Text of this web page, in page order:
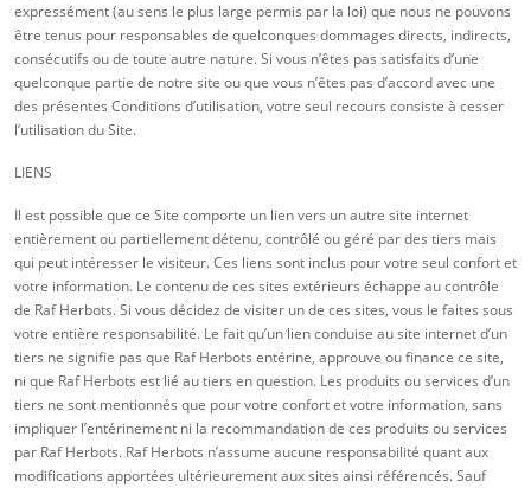
expressément (au sens le plus large permis par la loi) que nous ne pouvons
être tenus pour responsables de quelconques dommages directs, indirects,
consécutifs ou de toute autre nature. Si vous n’êtes pas satisfaits d’une
quelconque partie de notre site ou que vous n’êtes pas d’accord avec une
des présentes Conditions d’utilisation, votre seul recours consiste à cesser
l’utilisation du Site.
LIENS
Il est possible que ce Site comporte un lien vers un autre site internet
entièrement ou partiellement détenu, contrôlé ou géré par des tiers mais
qui peut intéresser le visiteur. Ces liens sont inclus pour votre seul confort et
votre information. Le contenu de ces sites extérieurs échappe au contrôle
de Raf Herbots. Si vous décidez de visiter un de ces sites, vous le faites sous
votre entière responsabilité. Le fait qu’un lien conduise au site internet d’un
tiers ne signifie pas que Raf Herbots entérine, approuve ou finance ce site,
ni que Raf Herbots est lié au tiers en question. Les produits ou services d’un
tiers ne sont mentionnés que pour votre confort et votre information, sans
impliquer l’entérinement ni la recommandation de ces produits ou services
par Raf Herbots. Raf Herbots n’assume aucune responsabilité quant aux
modifications apportées ultérieurement aux sites ainsi référencés. Sauf